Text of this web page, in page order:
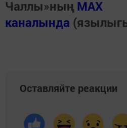
Чаллы»ның MAX
каналында
Оставляйте реакции